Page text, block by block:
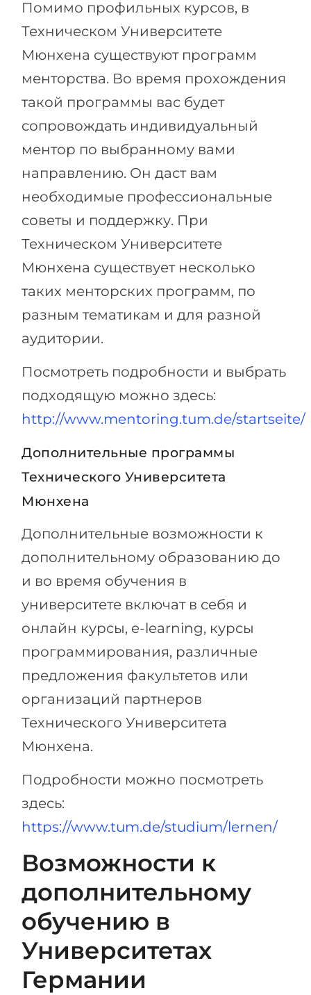
Помимо профильных курсов, в
Техническом Университете
Мюнхена существуют программ
менторства. Во время прохождения
такой программы вас будет
сопровождать индивидуальный
ментор по выбранному вами
направлению. Он даст вам
необходимые профессиональные
советы и поддержку. При
Техническом Университете
Мюнхена существует несколько
таких менторских программ, по
разным тематикам и для разной
аудитории.
Посмотреть подробности и выбрать
подходящую можно здесь:
http://www.mentoring.tum.de/startseite/
Дополнительные программы
Технического Университета
Мюнхена
Дополнительные возможности к
дополнительному образованию до
и во время обучения в
университете включат в себя и
онлайн курсы, e-learning, курсы
программирования, различные
предложения факультетов или
организаций партнеров
Технического Университета
Мюнхена.
Подробности можно посмотреть
здесь:
https://www.tum.de/studium/lernen/
Возможности к
дополнительному
обучению в
Университетах
Германии